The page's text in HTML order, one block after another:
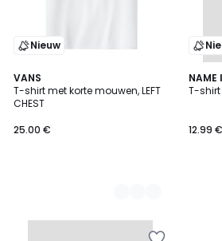
Nieuw
VANS
T-shirt met korte mouwen, LEFT
CHEST
25.00 €
2
Kleuren
NAME
T-
12.99 €
2